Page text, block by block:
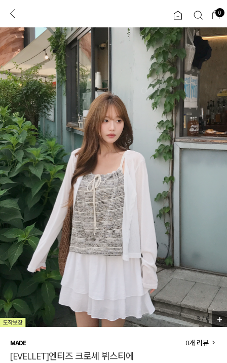
로그인 0
ENG
TW
JP
콘텐츠 리뷰 & 혜택 회원혜택
CATEGORY COMMUNITY
도착보장⚡
인플루언서 pick!
신상 5%
베스트
MADE
세트할인 ~30%
하객룩
살안타템
110사이즈
티셔츠
ALL
익스클루시브
아우터
티셔츠
니트
블라우스
원피스
스커트
언더웨어
0
3/6 +
MADE
[EVELLET]엔티즈 크로셰 뷔스티에
0개 리뷰